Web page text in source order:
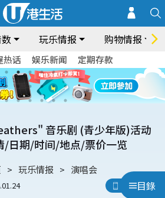
玩乐情报 购物情报
热话 娱乐新闻 定期存款
目錄
音乐剧 (青少年版)活动
/日期/时间/地点/票价一览
玩乐情报 演唱会
用App睇